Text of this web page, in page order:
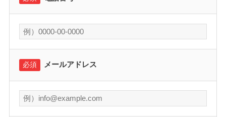
必須 メールアドレス